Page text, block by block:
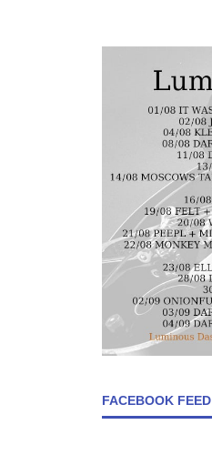
FACEBOOK FEED